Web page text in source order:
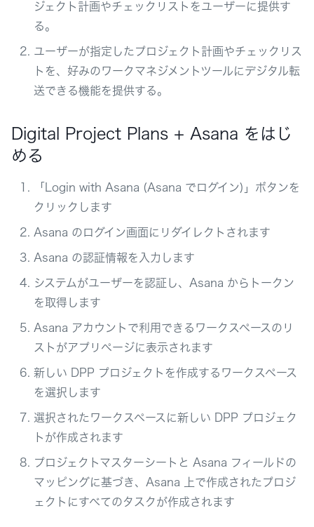
ジェクト計画やチェックリストをユーザーに提供す
る。
ユーザーが指定したプロジェクト計画やチェックリス
トを、好みのワークマネジメントツールにデジタル転
送できる機能を提供する。
Digital Project Plans + Asana をはじ
める
「Login with Asana (Asana でログイン)」ボタンを
クリックします
Asana のログイン画面にリダイレクトされます
Asana の認証情報を入力します
システムがユーザーを認証し、Asana からトークン
を取得します
Asana アカウントで利用できるワークスペースのリ
ストがアプリページに表示されます
新しい DPP プロジェクトを作成するワークスペース
を選択します
選択されたワークスペースに新しい DPP プロジェク
トが作成されます
プロジェクトマスターシートと Asana フィールドの
マッピングに基づき、Asana 上で作成されたプロジ
ェクトにすべてのタスクが作成されます